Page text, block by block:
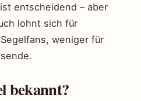
entscheidend – aber
lohnt sich für
weniger für
bekannt?